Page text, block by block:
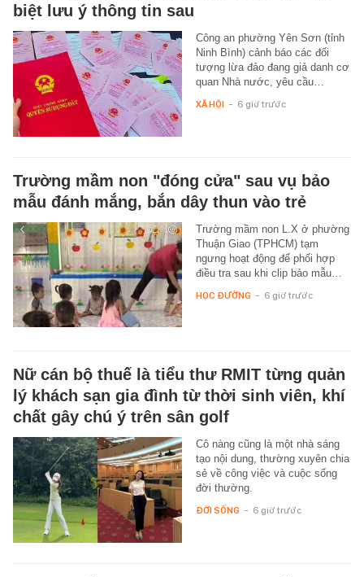
biệt lưu ý thông tin sau
Công an phường Yên Sơn (tỉnh
Ninh Bình) cảnh báo các đối
tượng lừa đảo đang giả danh cơ
quan Nhà nước, yêu cầu…
XÃ HỘI - 6 giờ trước
Trường mầm non "đóng cửa" sau vụ bảo
mẫu đánh mắng, bắn dây thun vào trẻ
Trường mầm non L.X ở phường
Thuận Giao (TPHCM) tạm
ngưng hoạt động để phối hợp
điều tra sau khi clip bảo mẫu…
HỌC ĐƯỜNG - 6 giờ trước
Nữ cán bộ thuế là tiểu thư RMIT từng quản
lý khách sạn gia đình từ thời sinh viên, khí
chất gây chú ý trên sân golf
Cô nàng cũng là một nhà sáng
tạo nội dung, thường xuyên chia
sẻ về công việc và cuộc sống
đời thường.
ĐỜI SỐNG - 6 giờ trước